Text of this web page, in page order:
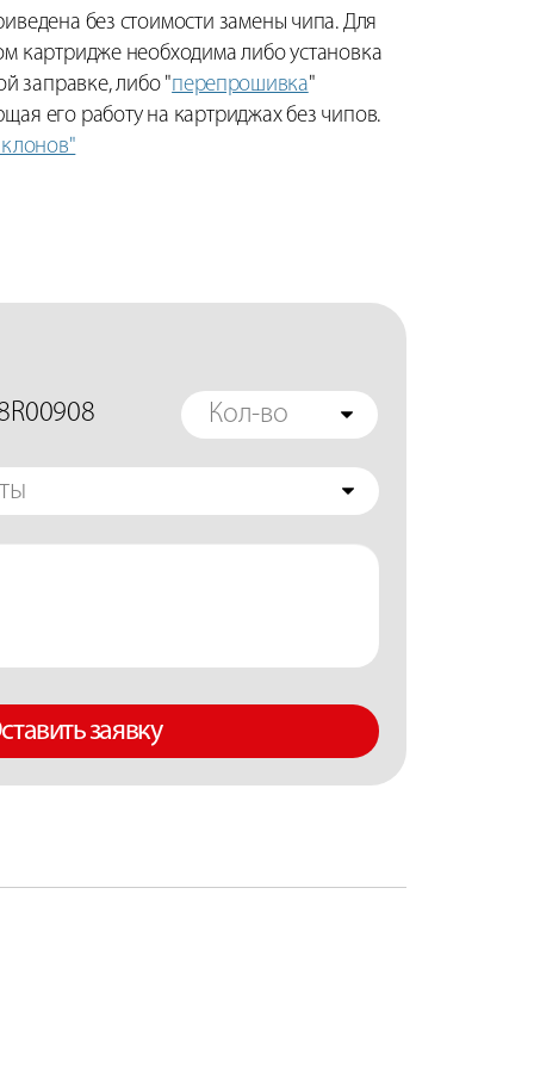
без стоимости замены чипа. Для
картридже необходима либо установка
заправке, либо "перепрошивка"
его работу на картриджах без чипов.
клонов"
Кол-во
заявку